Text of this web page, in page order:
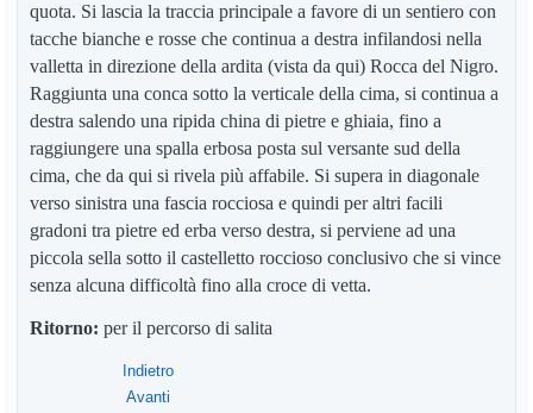
quota. Si lascia la traccia principale a favore di un sentiero con
tacche bianche e rosse che continua a destra infilandosi nella
valletta in direzione della ardita (vista da qui) Rocca del Nigro.
Raggiunta una conca sotto la verticale della cima, si continua a
destra salendo una ripida china di pietre e ghiaia, fino a
raggiungere una spalla erbosa posta sul versante sud della
cima, che da qui si rivela più affabile. Si supera in diagonale
verso sinistra una fascia rocciosa e quindi per altri facili
gradoni tra pietre ed erba verso destra, si perviene ad una
piccola sella sotto il castelletto roccioso conclusivo che si vince
senza alcuna difficoltà fino alla croce di vetta.
Ritorno:per il percorso di salita
Indietro
Avanti